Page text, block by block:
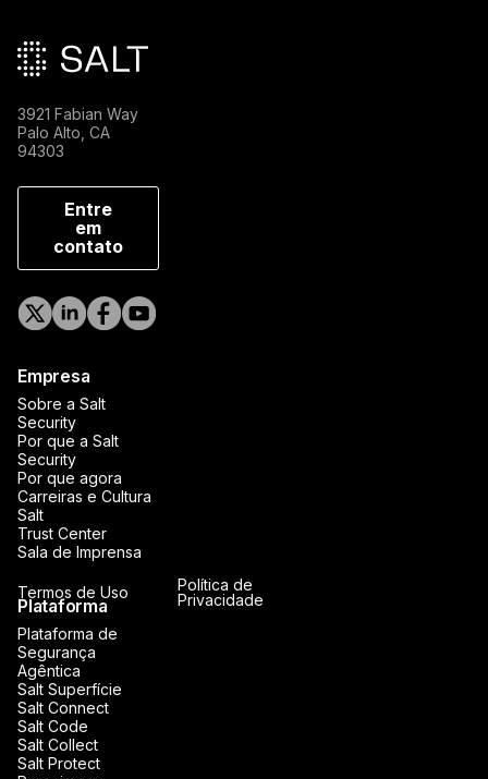
3921 Fabian Way
Palo Alto, CA
94303
Entre
em
contato
Empresa
Sobre a Salt
Security
Por que a Salt
Security
Por que agora
Carreiras e Cultura
Salt
Trust Center
Sala de Imprensa
Plataforma
Plataforma de
Segurança
Agêntica
Salt Superfície
Salt Connect
Salt Code
Salt Collect
Salt Protect
Termos de Uso
Política de
Privacidade